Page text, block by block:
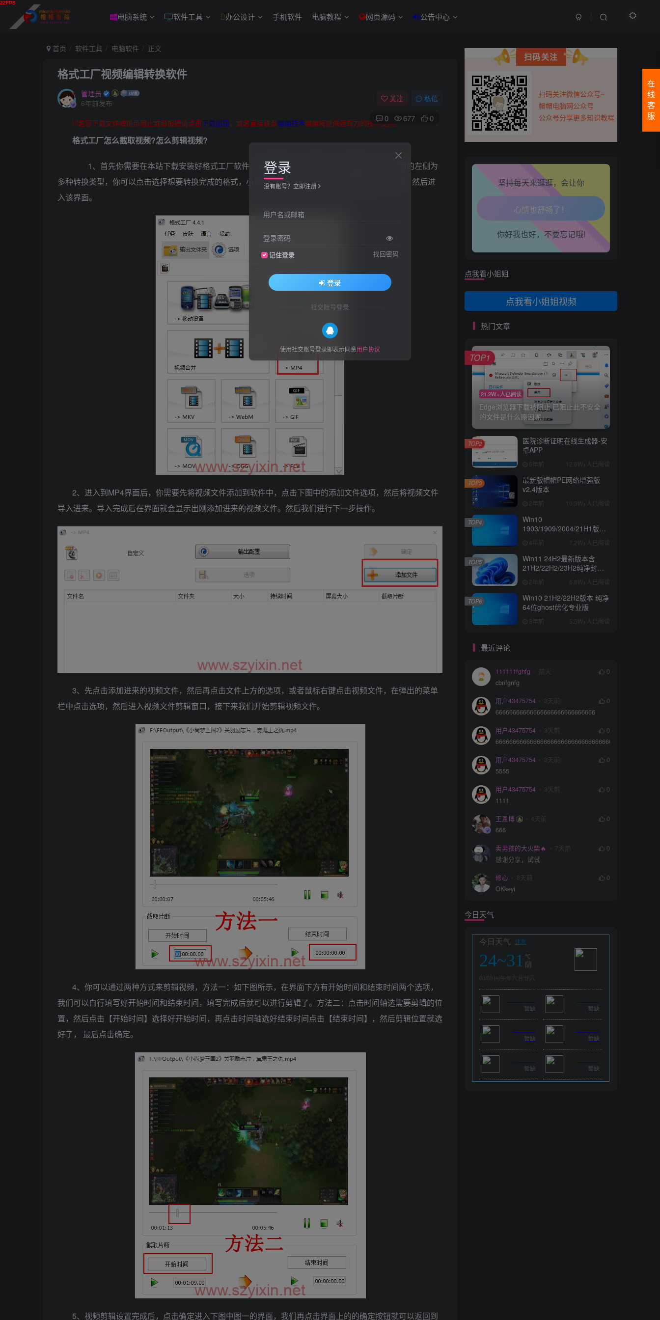
电脑系统 软件工具 办公设计 手机软件 电脑教程 网页源码 公告中心
首页 软件工具 电脑软件 正文
格式工厂视频编辑转换软件
管理员
6年前发布
关注 私信
0 677 0
!!!若您下载文件被提示阻止或者报错请点击下载出错，或者直接联系帽帽技术帽帽将提供强有力的技术支持。
格式工厂怎么截取视频?怎么剪辑视频?
1、首先你需要在本站下载安装好格式工厂软件，然后打开进入主界面，如下图所示，在界面的左侧为
多种转换类型，你可以点击选择想要转换完成的格式，小编以MP4格式为例，点击界面中的MP4选项，然后进
入该界面。
2、进入到MP4界面后，你需要先将视频文件添加到软件中，点击下图中的添加文件选项，然后将视频文件
导入进来。导入完成后在界面就会显示出刚添加进来的视频文件。然后我们进行下一步操作。
3、先点击添加进来的视频文件，然后再点击文件上方的选项，或者鼠标右键点击视频文件，在弹出的菜单
栏中点击选项，然后进入视频文件剪辑窗口，接下来我们开始剪辑视频文件。
4、你可以通过两种方式来剪辑视频，方法一：如下图所示，在界面下方有开始时间和结束时间两个选项，
我们可以自行填写好开始时间和结束时间，填写完成后就可以进行剪辑了。方法二：点击时间轴选需要剪辑的位
置，然后点击【开始时间】选择好开始时间，再点击时间轴选好结束时间点击【结束时间】，然后剪辑位置就选
好了， 最后点击确定。
5、视频剪辑设置完成后，点击确定进入下图中图一的界面，我们再点击界面上的的确定按钮就可以返回到
最近评论
cbnfgnfg
用户43475754 3天前
66666666666666666666666666666
用户43475754
用户43475754 3天前
王恩博 4天前
666
7天前
0
修心
OKkeyi
扫码关注
扫码关注微信公众号~
帽帽电脑网公众号
公众号分享更多知识教程
坚持每天来逛逛，会让你
生活也美好了！
心情也舒畅了！
腰也不酸了！
你好我也好，不要忘记哦!
点我看小姐姐
点我看小姐姐视频
热门文章
21.2W+人已阅读
Edge浏览器下载被阻止 已阻止此不安全
的文件是什么原因呢
TOP1
医院诊断证明在线生成器-安
卓APP
5年前 12.6W+人已阅读
TOP2
最新版帽帽PE网络增强版
v2.4版本
2年前 10.3W+人已阅读
TOP3
Win10
1903/1909/2004/21H1版本
4年前 7.2W+人已阅读
TOP4
Win11 24H2最新版本含
21H2/22H2/23H2纯净封装
2年前 6.8W+人已阅读
TOP5
Win10 21H2/22H2版本 纯净
64位ghost优化专业版
3年前 5.5W+人已阅读
TOP6
最近评论
111111fghfg 前天
0
cbnfgnfg
用户43475754 3天前
0
66666666666666666666666666666
用户43475754 3天前
0
用户43475754 3天前
0
5555
用户43475754 3天前
0
1111
王恩博 4天前
0
666
卖男孩的大火柴🔥 7天前
0
感谢分享，试试
修心 8天前
0
OKkeyi
今日天气
在
线
客
服
登录
没有账号？立即注册
用户名或邮箱
登录密码
记住登录 找回密码
登录
社交账号登录
使用社交账号登录即表示同意用户协议